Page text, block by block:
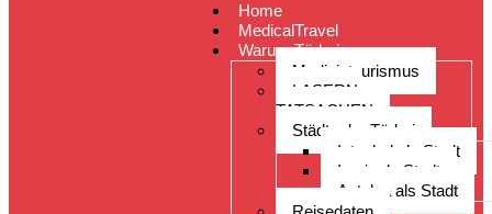
Home
MedicalTravel
Warum Türkei
Medizintourismus
LASERN:
TATSACHEN
Städte der Türkei
Istanbul als Stadt
Izmir als Stadt
Antalya als Stadt